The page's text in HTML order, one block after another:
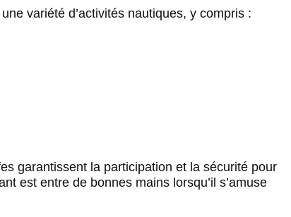
variété d’activités nautiques, y compris :
garantissent la participation et la sécurité pour
est entre de bonnes mains lorsqu’il s’amuse